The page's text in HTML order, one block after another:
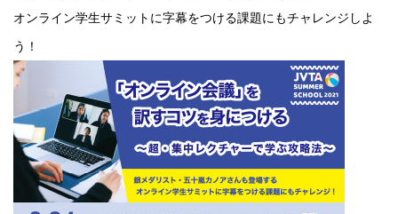
オンライン学生サミットに字幕をつける課題にもチャレンジしよ
う！